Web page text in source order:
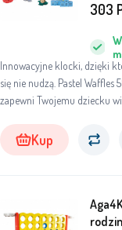
Innowacyjne klocki, dzięki
się nie nudzą. Pastel Waffles
zapewni Twojemu dziecku
spodziewasz. Pastelowe
ułatwiają skupienie.
Rozwija dziecięcą
manualne i uczy logicznego
W
303
Kup